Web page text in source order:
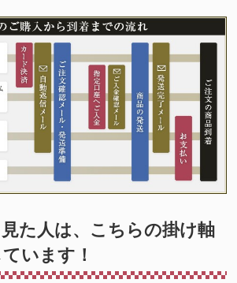
た人は、こちらの掛け軸
います！